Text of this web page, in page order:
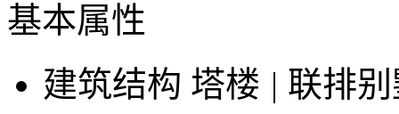
基本属性
建筑结构 塔楼 | 联排